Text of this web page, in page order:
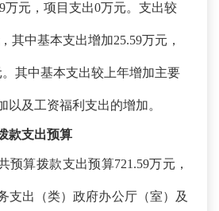
万元，项目支出0万元。支出较
其中基本支出增加25.59万元，
其中基本支出较上年增加主要
以及工资福利支出的增加。
款支出预算
预算拨款支出预算721.59万元，
支出（类）政府办公厅（室）及